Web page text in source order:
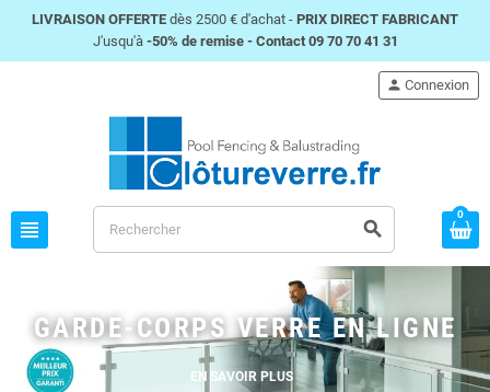
LIVRAISON OFFERTE dès 2500 € d'achat - PRIX DIRECT FABRICANT
J'usqu'à -50% de remise - Contact 09 70 70 41 31
view_headline search
person Connexion
0
GARDE-CORPS VERRE EN LIGNE
EN SAVOIR PLUS